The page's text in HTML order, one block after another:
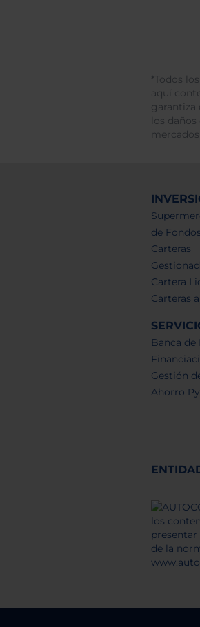
*Todos
aquí
garantiza
los
de Fondos
Carteras
Cartera
Carteras
Banca de
Gestión
Ahorro